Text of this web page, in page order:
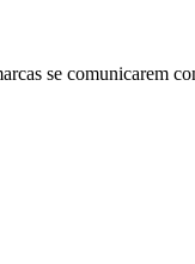
se comunicarem